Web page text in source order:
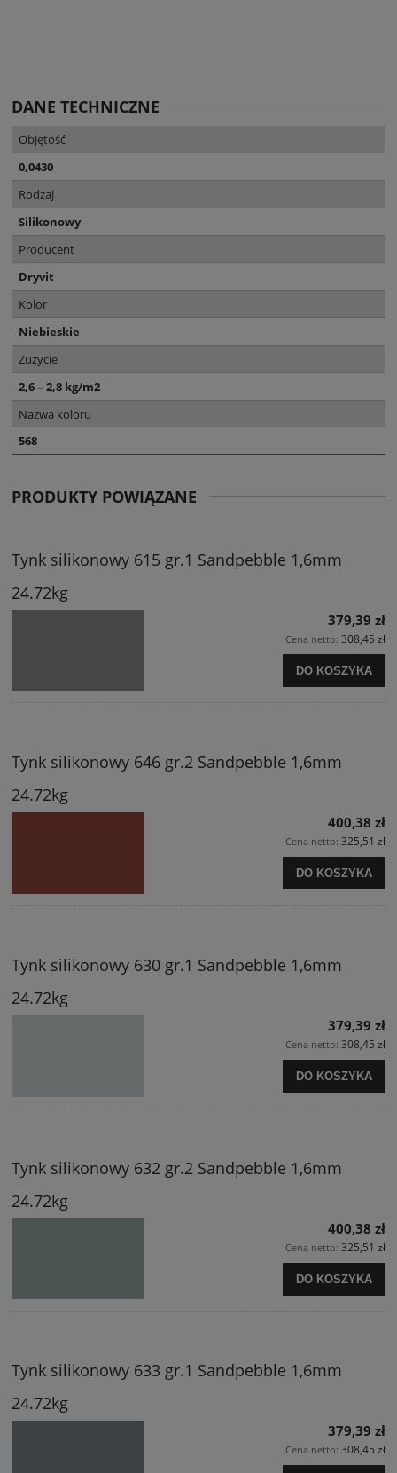
DANE TECHNICZNE
Objętość
0,0430
Rodzaj
Silikonowy
Producent
Dryvit
Kolor
Niebieskie
Zużycie
2,6 – 2,8 kg/m2
Nazwa koloru
568
PRODUKTY POWIĄZANE
Tynk silikonowy 615 gr.1 Sandpebble 1,6mm
24.72kg
379,39 zł
Cena netto: 308,45 zł
DO KOSZYKA
Tynk silikonowy 646 gr.2 Sandpebble 1,6mm
24.72kg
400,38 zł
Cena netto: 325,51 zł
DO KOSZYKA
Tynk silikonowy 630 gr.1 Sandpebble 1,6mm
24.72kg
379,39 zł
Cena netto: 308,45 zł
DO KOSZYKA
Tynk silikonowy 632 gr.2 Sandpebble 1,6mm
24.72kg
400,38 zł
Cena netto: 325,51 zł
DO KOSZYKA
Tynk silikonowy 633 gr.1 Sandpebble 1,6mm
24.72kg
379,39 zł
Cena netto: 308,45 zł